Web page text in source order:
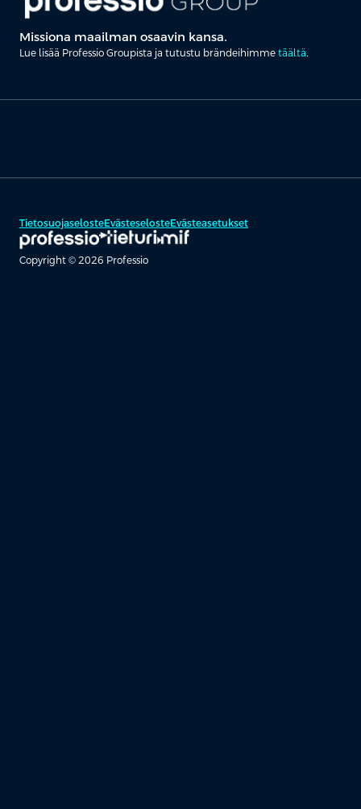
Missiona maailman osaavin kansa.
Lue lisää Professio Groupista ja tutustu brändeihimme täältä.
TietosuojaselosteEvästeselosteEvästeasetukset
Copyright © 2026 Professio